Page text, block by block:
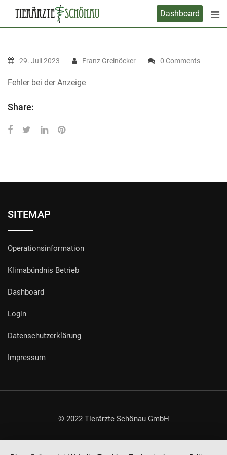
Dashboard
29. Juli 2023 Franz Greinöcker 0 Comments
Fehler bei der Anzeige
Share:
SITEMAP
Operationsinformation
Klimabündnis Betrieb
Dashboard
Login
Datenschutzerklärung
Impressum
© 2022 Tierärzte Schönau GmbH